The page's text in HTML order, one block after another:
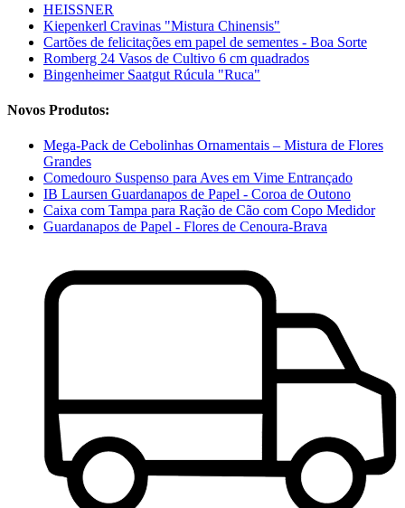
HEISSNER
Kiepenkerl Cravinas "Mistura Chinensis"
Cartões de felicitações em papel de sementes - Boa Sorte
Romberg 24 Vasos de Cultivo 6 cm quadrados
Bingenheimer Saatgut Rúcula "Ruca"
Novos Produtos:
Mega-Pack de Cebolinhas Ornamentais – Mistura de Flores
Grandes
Comedouro Suspenso para Aves em Vime Entrançado
IB Laursen Guardanapos de Papel - Coroa de Outono
Caixa com Tampa para Ração de Cão com Copo Medidor
Guardanapos de Papel - Flores de Cenoura-Brava